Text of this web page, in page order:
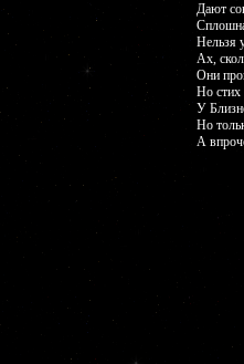
Дают
Нельзя
Ах,
Они
Но стих
У
Но
А